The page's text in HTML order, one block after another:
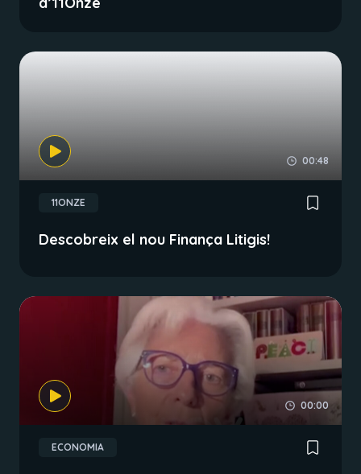
00:48
11ONZE
Descobreix el nou Finança Litigis!
00:00
ECONOMIA